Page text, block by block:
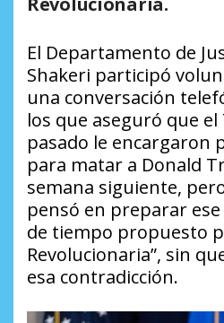
El Departamento de
Shakeri participó
una conversación
los que aseguró que
pasado le encargaron
para matar a Donald
semana siguiente,
pensó en preparar
de tiempo propuesto
Revolucionaria”, sin
esa contradicción.